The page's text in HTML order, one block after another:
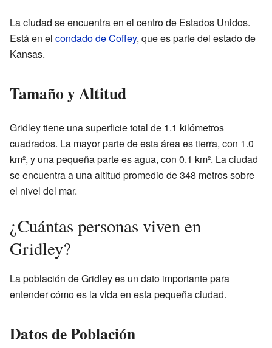
La ciudad se encuentra en el centro de Estados Unidos.
Está en el condado de Coffey, que es parte del estado de
Kansas.
Tamaño y Altitud
Gridley tiene una superficie total de 1.1 kilómetros
cuadrados. La mayor parte de esta área es tierra, con 1.0
km², y una pequeña parte es agua, con 0.1 km². La ciudad
se encuentra a una altitud promedio de 348 metros sobre
el nivel del mar.
¿Cuántas personas viven en
Gridley?
La población de Gridley es un dato importante para
entender cómo es la vida en esta pequeña ciudad.
Datos de Población